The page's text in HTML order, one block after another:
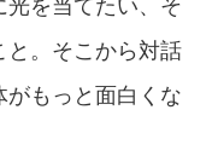
。そこから対話
もっと面白くな